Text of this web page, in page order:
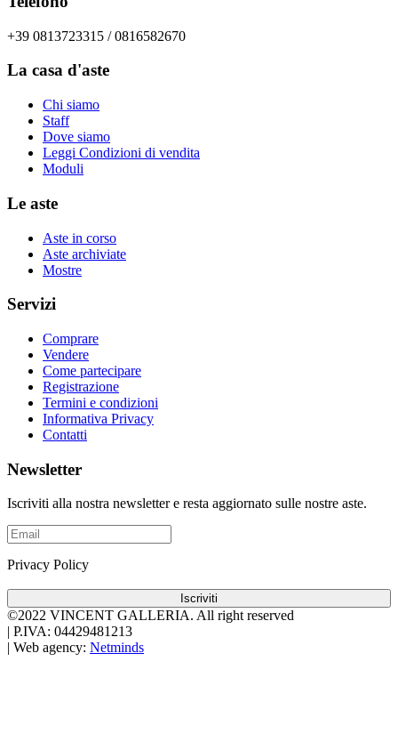
+39 0813723315 / 0816582670
La casa d'aste
Chi siamo
Staff
Dove siamo
Leggi Condizioni di vendita
Moduli
Le aste
Aste in corso
Aste archiviate
Mostre
Servizi
Comprare
Vendere
Come partecipare
Registrazione
Termini e condizioni
Informativa Privacy
Contatti
Newsletter
Iscriviti alla nostra newsletter e resta aggiornato sulle nostre aste.
Privacy Policy
Iscriviti
©2022 VINCENT GALLERIA. All right reserved
P.IVA: 04429481213
Web agency: Netminds